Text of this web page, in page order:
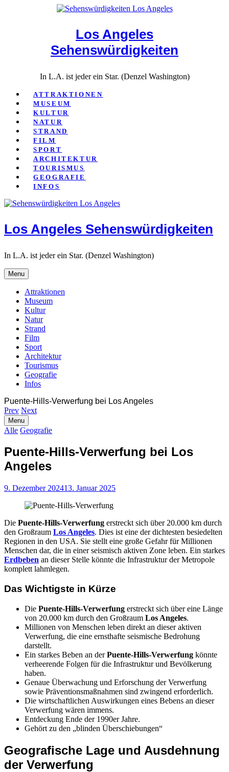
Los Angeles
Sehenswürdigkeiten
In L.A. ist jeder ein Star. (Denzel Washington)
ATTRAKTIONEN
MUSEUM
KULTUR
NATUR
STRAND
FILM
SPORT
ARCHITEKTUR
TOURISMUS
GEOGRAFIE
INFOS
Los Angeles Sehenswürdigkeiten
In L.A. ist jeder ein Star. (Denzel Washington)
Menu
Attraktionen
Museum
Kultur
Natur
Strand
Film
Sport
Architektur
Tourismus
Geografie
Infos
Search
Puente-Hills-Verwerfung bei Los Angeles
Prev Next
Search
Menu
Alle Geografie
Puente-Hills-Verwerfung bei Los
Angeles
9. Dezember 202413. Januar 2025
Die Puente-Hills-Verwerfung erstreckt sich über 20.000 km durch
den Großraum Los Angeles. Dies ist eine der dichtesten besiedelten
Regionen in den USA. Sie stellt eine große Gefahr für Millionen
Menschen dar, die in einer seismisch aktiven Zone leben. Ein starkes
Erdbeben an dieser Stelle könnte die Infrastruktur der Metropole
komplett lahmlegen.
Das Wichtigste in Kürze
Die Puente-Hills-Verwerfung erstreckt sich über eine Länge
von 20.000 km durch den Großraum Los Angeles.
Millionen von Menschen leben direkt an dieser aktiven
Verwerfung, die eine ernsthafte seismische Bedrohung
darstellt.
Ein starkes Beben an derPuente-Hills-Verwerfung könnte
verheerende Folgen für die Infrastruktur und Bevölkerung
haben.
Genaue Überwachung und Erforschung der Verwerfung
sowie Präventionsmaßnahmen sind zwingend erforderlich.
Die wirtschaftlichen Auswirkungen eines Bebens an dieser
Verwerfung wären immens.
Entdeckung Ende der 1990er Jahre.
Gehört zu den „blinden Überschiebungen“
Geografische Lage und Ausdehnung
der Verwerfung